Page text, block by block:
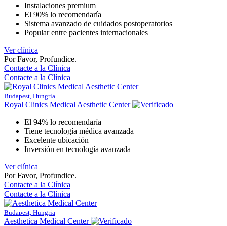
Instalaciones premium
El 90% lo recomendaría
Sistema avanzado de cuidados postoperatorios
Popular entre pacientes internacionales
Ver clínica
Por Favor, Profundice.
Contacte a la Clínica
Contacte a la Clínica
Budapest, Hungria
Royal Clinics Medical Aesthetic Center
El 94% lo recomendaría
Tiene tecnología médica avanzada
Excelente ubicación
Inversión en tecnología avanzada
Ver clínica
Por Favor, Profundice.
Contacte a la Clínica
Contacte a la Clínica
Budapest, Hungria
Aesthetica Medical Center